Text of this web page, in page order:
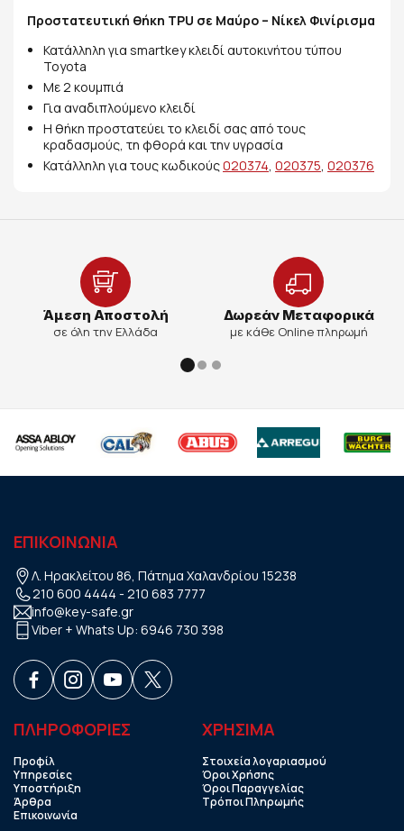
Προστατευτική θήκη TPU σε Μαύρο – Νίκελ Φινίρισμα
Κατάλληλη για smartkey κλειδί αυτοκινήτου τύπου
Toyota
Με 2 κουμπιά
Για αναδιπλούμενο κλειδί
Η θήκη προστατεύει το κλειδί σας από τους
κραδασμούς, τη φθορά και την υγρασία
Κατάλληλη για τους κωδικούς020374, 020375, 020376
Άμεση Αποστολή
σε όλη την Ελλάδα
Δωρεάν Μεταφορικά
με κάθε Online πληρωμή
ΕΠΙΚΟΙΝΩΝΙΑ
Λ. Ηρακλείτου 86, Πάτημα Χαλανδρίου 15238
210 600 4444 - 210 683 7777
info@key-safe.gr
Viber + Whats Up: 6946 730 398
ΠΛΗΡΟΦΟΡΙΕΣ
Προφίλ
Υπηρεσίες
Υποστήριξη
Άρθρα
Επικοινωνία
ΧΡHΣΙΜΑ
Στοιχεία λογαριασμού
Όροι Χρήσης
Όροι Παραγγελίας
Τρόποι Πληρωμής